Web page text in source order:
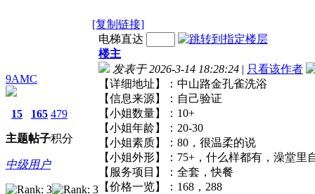
[复制链接]
9AMC
15
主题
165
帖子
479
积分
中级用户
电梯直达
楼主
发表于 2026-3-14 18:28:24 | 只看该作者
【详细地址】：中山路金孔雀洗浴
【信息来源】：自己验证
【小姐数量】：10+
【小姐年龄】：20-30
【小姐素质】：80，很温柔的说
【小姐外形】：75+，什么样都有，
【服务项目】：全套，快餐
【价格一览】：168，288